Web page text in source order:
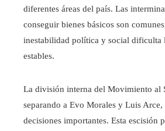
diferentes áreas del país. Las
conseguir bienes básicos son
inestabilidad política y social dificulta
estables.
La división interna del Movimiento al
separando a Evo Morales y Luis Arce,
decisiones importantes. Esta escisión